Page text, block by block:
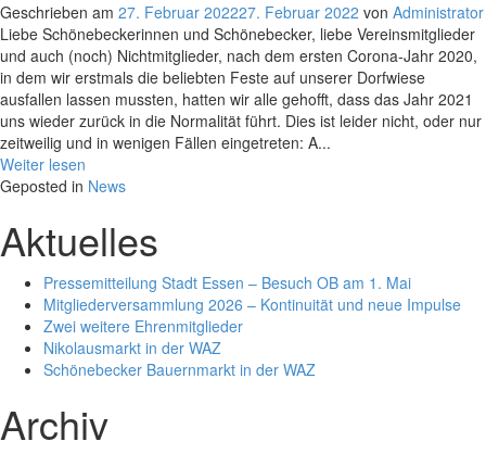
Geschrieben am 27. Februar 202227. Februar 2022 von Administrator
Liebe Schönebeckerinnen und Schönebecker, liebe Vereinsmitglieder
und auch (noch) Nichtmitglieder, nach dem ersten Corona-Jahr 2020,
in dem wir erstmals die beliebten Feste auf unserer Dorfwiese
ausfallen lassen mussten, hatten wir alle gehofft, dass das Jahr 2021
uns wieder zurück in die Normalität führt. Dies ist leider nicht, oder nur
zeitweilig und in wenigen Fällen eingetreten: A...
Weiter lesen
Geposted in News
Aktuelles
Pressemitteilung Stadt Essen – Besuch OB am 1. Mai
Mitgliederversammlung 2026 – Kontinuität und neue Impulse
Zwei weitere Ehrenmitglieder
Nikolausmarkt in der WAZ
Schönebecker Bauernmarkt in der WAZ
Archiv